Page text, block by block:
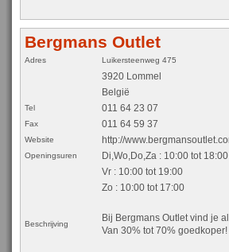
Bergmans Outlet
Adres Luikersteenweg 475
3920 Lommel
België
Tel 011 64 23 07
Fax 011 64 59 37
Website http://
Openingsuren Di,Wo,Do,Za : 10:00 tot 18:00
Vr : 10:00 tot 19:00
Zo : 10:00 tot 17:00
Beschrijving
Bij Bergmans Outlet vind je
Van 30% tot 70% goedkoper!